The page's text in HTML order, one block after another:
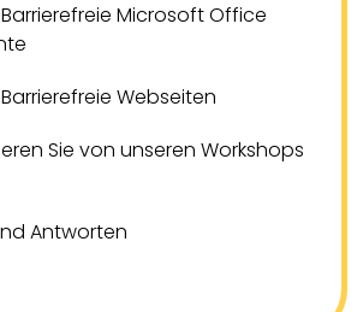
Microsoft Office
Webseiten
Sie von unseren Workshops
Antworten